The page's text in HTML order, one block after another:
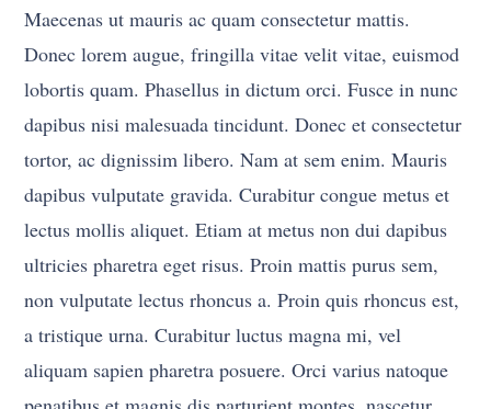
Maecenas ut mauris ac quam consectetur mattis.
Donec lorem augue, fringilla vitae velit vitae, euismod
lobortis quam. Phasellus in dictum orci. Fusce in nunc
dapibus nisi malesuada tincidunt. Donec et consectetur
tortor, ac dignissim libero. Nam at sem enim. Mauris
dapibus vulputate gravida. Curabitur congue metus et
lectus mollis aliquet. Etiam at metus non dui dapibus
ultricies pharetra eget risus. Proin mattis purus sem,
non vulputate lectus rhoncus a. Proin quis rhoncus est,
a tristique urna. Curabitur luctus magna mi, vel
aliquam sapien pharetra posuere. Orci varius natoque